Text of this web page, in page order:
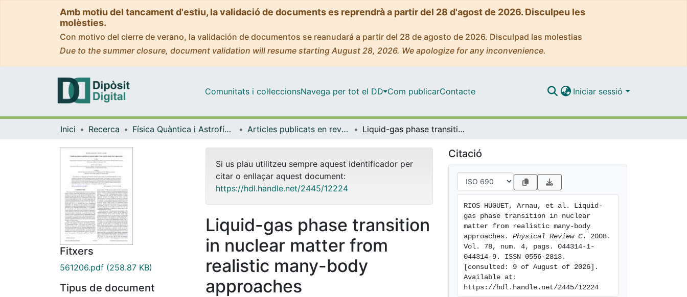
Amb motiu del tancament d'estiu, la validació de documents es reprendrà a partir del 28 d'agost de 2026. Disculpeu les
molèsties.
Con motivo del cierre de verano, la validación de documentos se reanudará a partir del 28 de agosto de 2026. Disculpad las molestias
Due to the summer closure, document validation will resume starting August 28, 2026. We apologize for any inconvenience.
Comunitats i col·leccionsNavega per tot el DD Com publicarContacte Iniciar sessió
Inici Recerca Física Quàntica i Astrofísica Articles publicats en revistes (Física Quàntica i Astrofísica) Liquid-gas phase transition in nuclear matter from realistic many-body approaches
Fitxers
561206.pdf (258.87 KB)
Tipus de document
Si us plau utilitzeu sempre aquest identificador per
citar o enllaçar aquest document:
https://hdl.handle.net/2445/12224
Liquid-gas phase transition
in nuclear matter from
realistic many-body
approaches
Citació
RIOS HUGUET, Arnau, et al. Liquid-
gas phase transition in nuclear
matter from realistic many-body
approaches. Physical Review C . 2008.
Vol. 78, num. 4, pags. 044314-1-
044314-9. ISSN 0556-2813.
[consulted: 9 of August of 2026].
Available at:
https://hdl.handle.net/2445/12224